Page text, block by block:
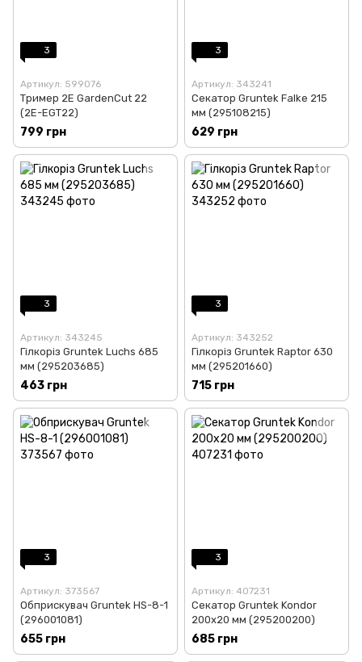
3
Артикул: 599076
Тример 2E GardenCut 22
(2E-EGT22)
799 грн
3
Артикул: 343241
Секатор Gruntek Falke 215
мм (295108215)
629 грн
3
Артикул: 343245
Гілкоріз Gruntek Luchs 685
мм (295203685)
463 грн
3
Артикул: 343252
Гілкоріз Gruntek Raptor 630
мм (295201660)
715 грн
3
Артикул: 373567
Обприскувач Gruntek HS-8-1
(296001081)
655 грн
3
Артикул: 407231
Секатор Gruntek Kondor
200х20 мм (295200200)
685 грн